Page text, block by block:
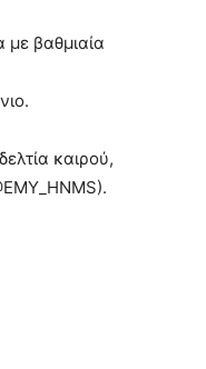
βαθμιαία
καιρού,